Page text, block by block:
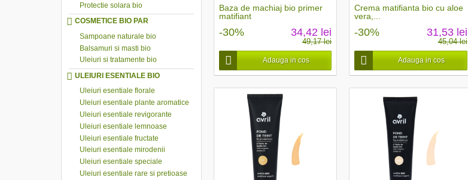
Protectie solara bio
COSMETICE BIO PAR
Sampoane naturale bio
Balsamuri si masti bio
Uleiuri si tratamente bio
ULEIURI ESENTIALE BIO
Uleiuri esentiale florale
Uleiuri esentiale plante aromatice
Uleiuri esentiale revigorante
Uleiuri esentiale lemnoase
Uleiuri esentiale fructate
Uleiuri esentiale mirodenii
Uleiuri esentiale speciale
Uleiuri esentiale rare si pretioase
Baza de machiaj bio primer
matifiant
-30% 34,42 lei
49,17 lei
Adauga in cos
Crema matifianta bio cu aloe
vera,...
-30% 31,53 lei
45,04 lei
Adauga in cos